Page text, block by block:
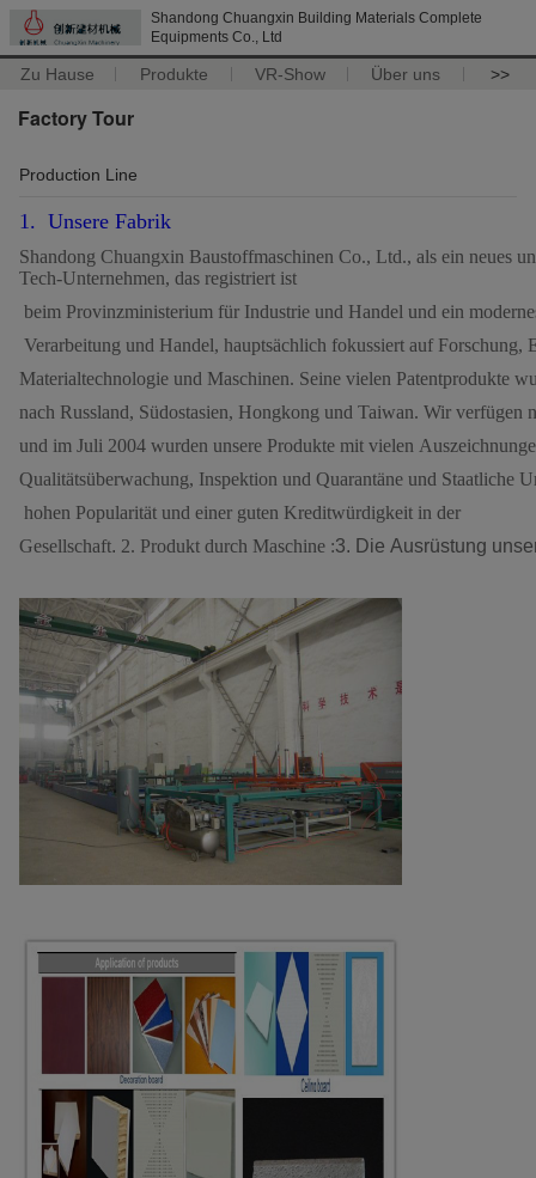
Shandong Chuangxin Building Materials Complete
Equipments Co., Ltd
Zu Hause Produkte VR-Show Über uns >>
Factory Tour
Production Line
1. Unsere Fabrik
Shandong Chuangxin Baustoffmaschinen Co., Ltd., als ein neues
Tech-Unternehmen, das registriert ist
beim Provinzministerium für Industrie und Handel und ein
Verarbeitung und Handel, hauptsächlich fokussiert auf
Materialtechnologie und Maschinen. Seine vielen Patentprodukte
nach Russland, Südostasien, Hongkong und Taiwan. Wir verfügen
und im Juli 2004 wurden unsere Produkte mit vielen
Qualitätsüberwachung, Inspektion und Quarantäne und Staatliche
hohen Popularität und einer guten Kreditwürdigkeit in der
Gesellschaft. 2. Produkt durch Maschine :3. Die Ausrüstung